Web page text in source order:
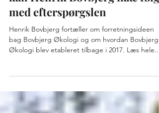
Ramte et hul i markedet: Nu
kan Henrik Bovbjerg ikke følge
med efterspørgslen
Henrik Bovbjerg fortæller om forretningsideen
Økologi blev etableret tilbage i 2017. Læs hele...